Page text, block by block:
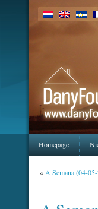
Homepage
« A Semana (04-